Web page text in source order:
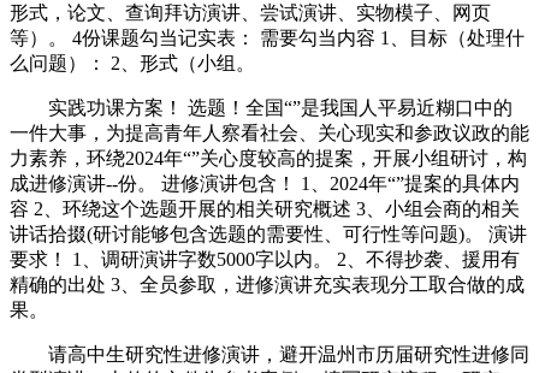
形式，论文、查询拜访演讲、尝试演讲、实物模子、网页
等）。 4份课题勾当记实表： 需要勾当内容 1、目标（处理什
么问题）： 2、形式（小组。
实践功课方案！ 选题！全国“”是我国人平易近糊口中的
一件大事，为提高青年人察看社会、关心现实和参政议政的能
力素养，环绕2024年“”关心度较高的提案，开展小组研讨，构
成进修演讲--份。 进修演讲包含！ 1、2024年“”提案的具体内
容 2、环绕这个选题开展的相关研究概述 3、小组会商的相关
讲话拾掇(研讨能够包含选题的需要性、可行性等问题)。 演讲
要求！ 1、调研演讲字数5000字以内。 2、不得抄袭、援用有
精确的出处 3、全员参取，进修演讲充实表现分工取合做的成
果。
请高中生研究性进修演讲，避开温州市历届研究性进修同